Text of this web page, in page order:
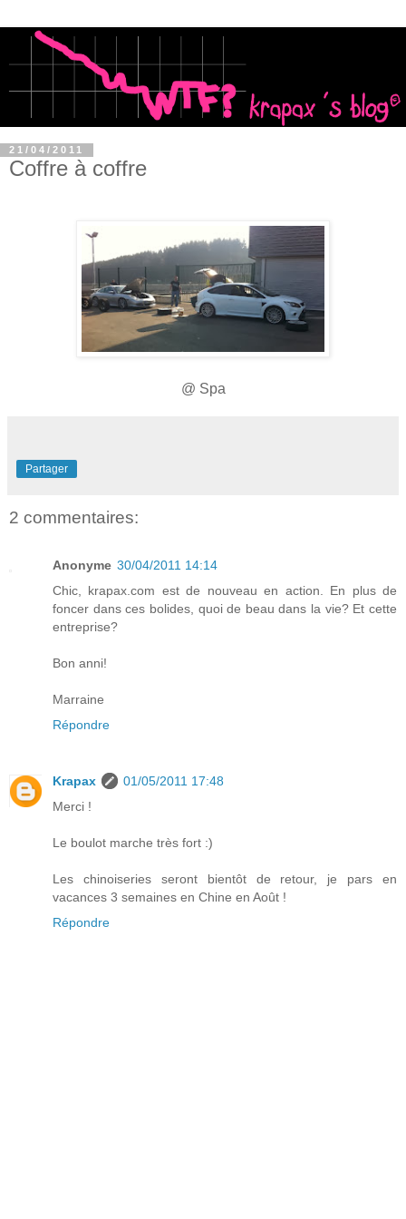
21/04/2011
Coffre à coffre
@ Spa
Partager
2 commentaires:
Anonyme 30/04/2011 14:14
Chic, krapax.com est de nouveau en action. En plus de
foncer dans ces bolides, quoi de beau dans la vie? Et cette
entreprise?
Bon anni!
Marraine
Répondre
Krapax
01/05/2011 17:48
Merci !
Le boulot marche très fort :)
Les chinoiseries seront bientôt de retour, je pars en
vacances 3 semaines en Chine en Août !
Répondre